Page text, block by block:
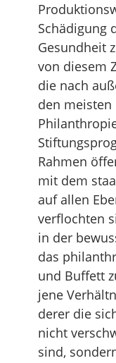
Schädigung
Gesundheit
von diesem
die nach
den
Rahmen
mit dem
auf allen
verflochten
in der
das
und Buffett
jene
derer die
nicht
sind,